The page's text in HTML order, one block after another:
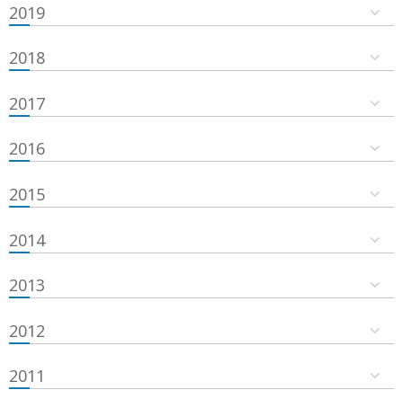
2019
2018
2017
2016
2015
2014
2013
2012
2011